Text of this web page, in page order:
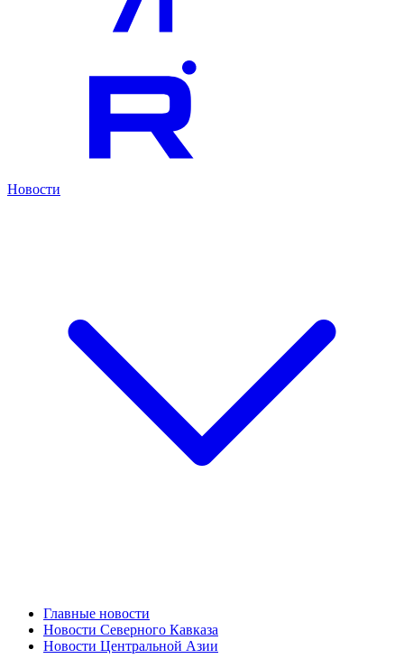
Новости
Главные новости
Новости Северного Кавказа
Новости Центральной Азии